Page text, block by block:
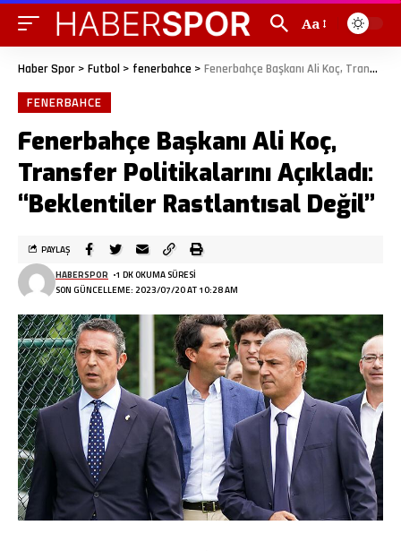
Aa
Haber Spor > Futbol > fenerbahce > Fenerbahçe Başkanı Ali Koç, Transfer Politikalarını Açıkladı: “Beklentiler Rastlantısal Değil”
FENERBAHCE
Fenerbahçe Başkanı Ali Koç,
Transfer Politikalarını Açıkladı:
“Beklentiler Rastlantısal Değil”
SON GÜNCELLEME: 2023/07/20 AT 10:28 AM
HABERSPOR 1 DK OKUMA SÜRESI
PAYLAŞ